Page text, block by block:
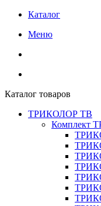
Каталог
Меню
Каталог товаров
ТРИКОЛОР ТВ
Комплект